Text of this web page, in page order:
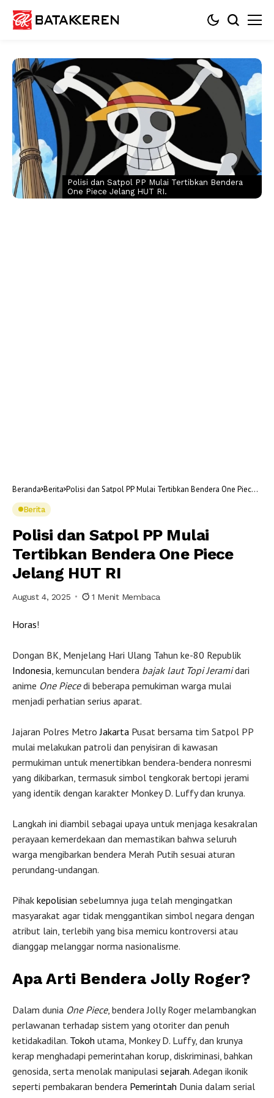
Polisi dan Satpol PP Mulai Tertibkan Bendera
One Piece Jelang HUT RI.
Beranda Berita Polisi dan Satpol PP Mulai Tertibkan Bendera One Piece
Berita
Polisi dan Satpol PP Mulai
Tertibkan Bendera One Piece
Jelang HUT RI
August 4, 2025 1 Menit Membaca
Horas!
Dongan BK, Menjelang Hari Ulang Tahun ke-80 Republik
Indonesia , kemunculan bendera bajak laut Topi Jeramidari
anime One Piecedi beberapa pemukiman warga mulai
menjadi perhatian serius aparat.
Jajaran Polres MetroJakarta Pusat bersama tim Satpol PP
mulai melakukan patroli dan penyisiran di kawasan
permukiman untuk menertibkan bendera-bendera nonresmi
yang dikibarkan, termasuk simbol tengkorak bertopi jerami
yang identik dengan karakter Monkey D. Luffy dan krunya.
Langkah ini diambil sebagai upaya untuk menjaga kesakralan
perayaan kemerdekaan dan memastikan bahwa seluruh
warga mengibarkan bendera Merah Putih sesuai aturan
perundang-undangan.
Pihak kepolisian sebelumnya juga telah mengingatkan
masyarakat agar tidak menggantikan simbol negara dengan
atribut lain, terlebih yang bisa memicu kontroversi atau
dianggap melanggar norma nasionalisme.
Apa Arti Bendera Jolly Roger?
Dalam dunia One Piece, bendera Jolly Roger melambangkan
perlawanan terhadap sistem yang otoriter dan penuh
ketidakadilan. Tokoh utama, Monkey D. Luffy, dan krunya
kerap menghadapi pemerintahan korup, diskriminasi, bahkan
genosida, serta menolak manipulasi sejarah. Adegan ikonik
seperti pembakaran bendera Pemerintah Dunia dalam serial